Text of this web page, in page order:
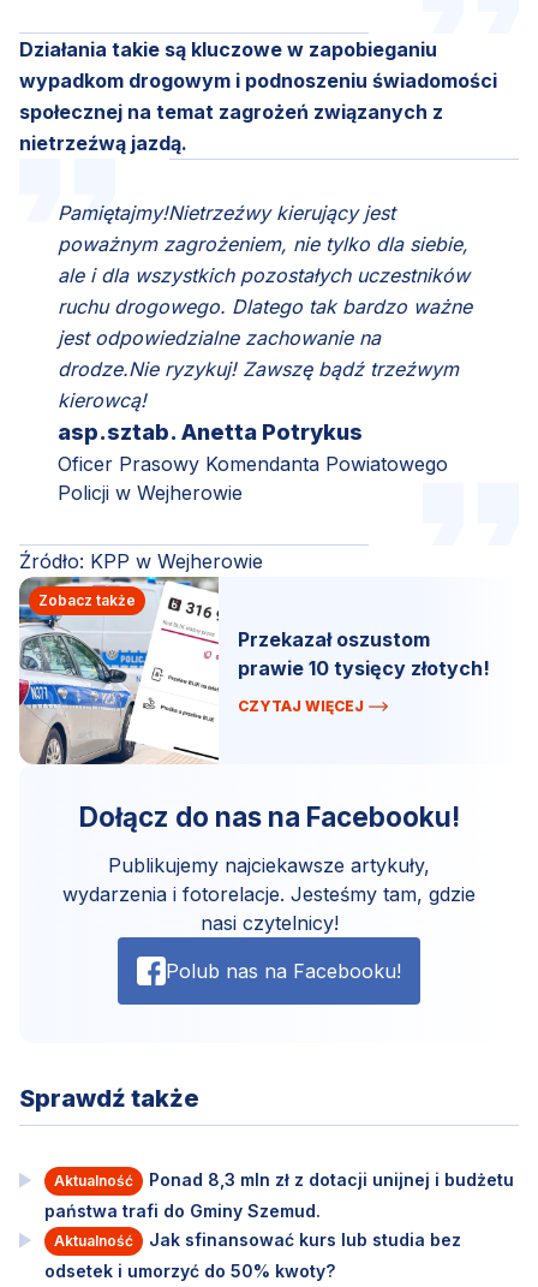
Działania takie są kluczowe w zapobieganiu
wypadkom drogowym i podnoszeniu świadomości
społecznej na temat zagrożeń związanych z
nietrzeźwą jazdą.
Pamiętajmy!Nietrzeźwy kierujący jest
poważnym zagrożeniem, nie tylko dla siebie,
ale i dla wszystkich pozostałych uczestników
ruchu drogowego. Dlatego tak bardzo ważne
jest odpowiedzialne zachowanie na
drodze.Nie ryzykuj! Zawszę bądź trzeźwym
kierowcą!
asp.sztab. Anetta Potrykus
Oficer Prasowy Komendanta Powiatowego
Policji w Wejherowie
Źródło: KPP w Wejherowie
Zobacz także
Przekazał oszustom
prawie 10 tysięcy złotych!
CZYTAJ WIĘCEJ
Dołącz do nas na Facebooku!
Publikujemy najciekawsze artykuły,
wydarzenia i fotorelacje. Jesteśmy tam, gdzie
nasi czytelnicy!
Polub nas na Facebooku!
Sprawdź także
Aktualność
Ponad 8,3 mln zł z dotacji unijnej i budżetu
państwa trafi do Gminy Szemud.
Aktualność
Jak sfinansować kurs lub studia bez
odsetek i umorzyć do 50% kwoty?